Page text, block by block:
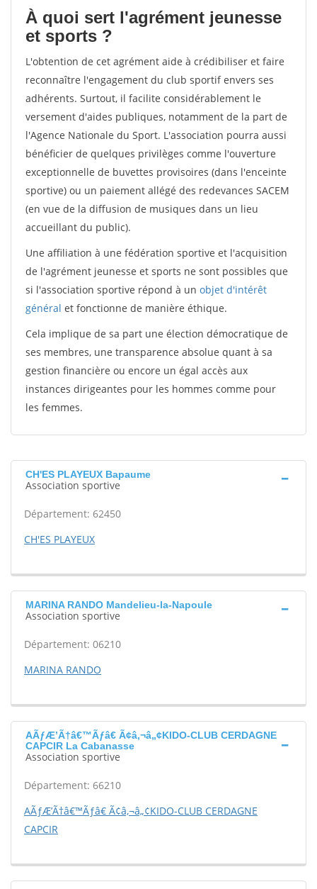
À quoi sert l'agrément jeunesse
et sports ?
L'obtention de cet agrément aide à crédibiliser et faire
reconnaître l'engagement du club sportif envers ses
adhérents. Surtout, il facilite considérablement le
versement d'aides publiques, notamment de la part de
l'Agence Nationale du Sport. L'association pourra aussi
bénéficier de quelques privilèges comme l'ouverture
exceptionnelle de buvettes provisoires (dans l'enceinte
sportive) ou un paiement allégé des redevances SACEM
(en vue de la diffusion de musiques dans un lieu
accueillant du public).
Une affiliation à une fédération sportive et l'acquisition
de l'agrément jeunesse et sports ne sont possibles que
si l'association sportive répond à un objet d'intérêt
général et fonctionne de manière éthique.
Cela implique de sa part une élection démocratique de
ses membres, une transparence absolue quant à sa
gestion financière ou encore un égal accès aux
instances dirigeantes pour les hommes comme pour
les femmes.
CH'ES PLAYEUX Bapaume
Association sportive
Département: 62450
CH'ES PLAYEUX
MARINA RANDO Mandelieu-la-Napoule
Association sportive
Département: 06210
MARINA RANDO
AÃƒÆ’Ã†â€™Ãƒâ€ Ã¢â‚¬â„¢KIDO-CLUB CERDAGNE
CAPCIR La Cabanasse
Association sportive
Département: 66210
AÃƒÆ’Ã†â€™Ãƒâ€ Ã¢â‚¬â„¢KIDO-CLUB CERDAGNE
CAPCIR